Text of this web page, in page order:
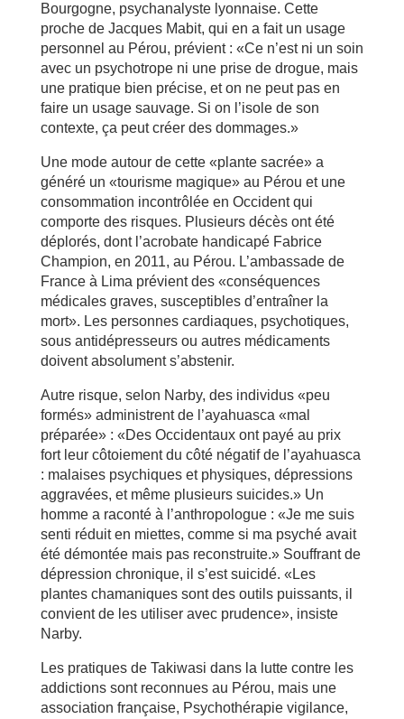
Bourgogne, psychanalyste lyonnaise. Cette
proche de Jacques Mabit, qui en a fait un usage
personnel au Pérou, prévient : «Ce n’est ni un soin
avec un psychotrope ni une prise de drogue, mais
une pratique bien précise, et on ne peut pas en
faire un usage sauvage. Si on l’isole de son
contexte, ça peut créer des dommages.»
Une mode autour de cette «plante sacrée» a
généré un «tourisme magique» au Pérou et une
consommation incontrôlée en Occident qui
comporte des risques. Plusieurs décès ont été
déplorés, dont l’acrobate handicapé Fabrice
Champion, en 2011, au Pérou. L’ambassade de
France à Lima prévient des «conséquences
médicales graves, susceptibles d’entraîner la
mort». Les personnes cardiaques, psychotiques,
sous antidépresseurs ou autres médicaments
doivent absolument s’abstenir.
Autre risque, selon Narby, des individus «peu
formés» administrent de l’ayahuasca «mal
préparée» : «Des Occidentaux ont payé au prix
fort leur côtoiement du côté négatif de l’ayahuasca
: malaises psychiques et physiques, dépressions
aggravées, et même plusieurs suicides.» Un
homme a raconté à l’anthropologue : «Je me suis
senti réduit en miettes, comme si ma psyché avait
été démontée mais pas reconstruite.» Souffrant de
dépression chronique, il s’est suicidé. «Les
plantes chamaniques sont des outils puissants, il
convient de les utiliser avec prudence», insiste
Narby.
Les pratiques de Takiwasi dans la lutte contre les
addictions sont reconnues au Pérou, mais une
association française, Psychothérapie vigilance,